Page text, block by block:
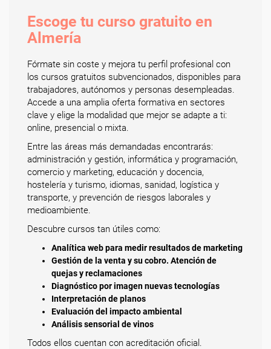
Escoge tu curso gratuito en
Almería
Fórmate sin coste y mejora tu perfil profesional con
los cursos gratuitos subvencionados, disponibles para
trabajadores, autónomos y personas desempleadas.
Accede a una amplia oferta formativa en sectores
clave y elige la modalidad que mejor se adapte a ti:
online, presencial o mixta.
Entre las áreas más demandadas encontrarás:
administración y gestión, informática y programación,
comercio y marketing, educación y docencia,
hostelería y turismo, idiomas, sanidad, logística y
transporte, y prevención de riesgos laborales y
medioambiente.
Descubre cursos tan útiles como:
Analítica web para medir resultados de marketing
Gestión de la venta y su cobro. Atención de
quejas y reclamaciones
Diagnóstico por imagen nuevas tecnologías
Interpretación de planos
Evaluación del impacto ambiental
Análisis sensorial de vinos
Todos ellos cuentan con acreditación oficial.